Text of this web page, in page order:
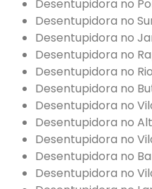
Desentupidora no
Desentupidora no
Desentupidora no
Desentupidora no
Desentupidora no
Desentupidora no
Desentupidora no
Desentupidora no
Desentupidora no
Desentupidora no
Desentupidora no